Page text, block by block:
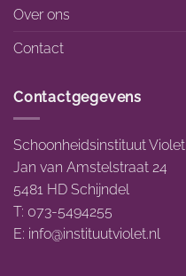
Over ons
Contact
Contactgegevens
Schoonheidsinstituut Violet
Jan van Amstelstraat 24
5481 HD Schijndel
T: 073-5494255
E: info@instituutviolet.nl